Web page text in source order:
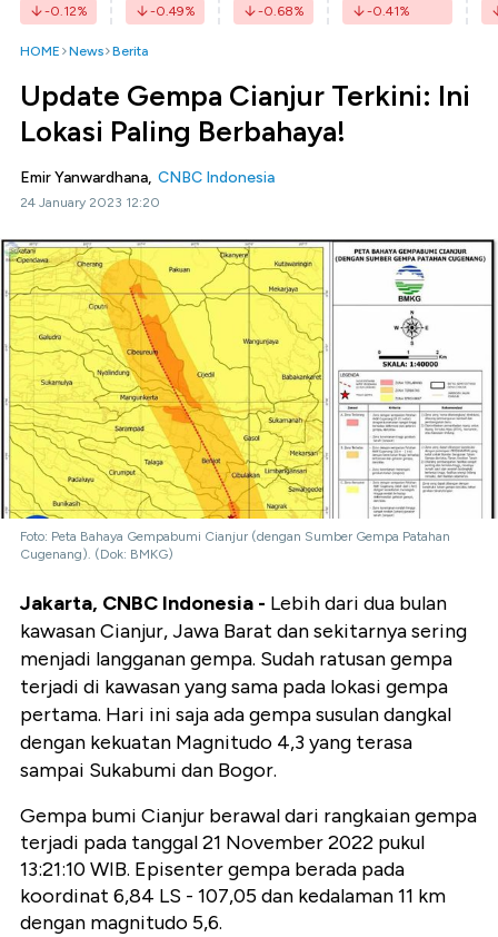
-0.12% -0.49% -0.68% -0.41%
HOME News Berita
Update Gempa Cianjur Terkini: Ini
Lokasi Paling Berbahaya!
Emir Yanwardhana, CNBC Indonesia
24 January 2023 12:20
Foto: Peta Bahaya Gempabumi Cianjur (dengan Sumber Gempa Patahan
Cugenang). (Dok: BMKG)
Jakarta, CNBC Indonesia - Lebih dari dua bulan
kawasan Cianjur, Jawa Barat dan sekitarnya sering
menjadi langganan gempa. Sudah ratusan gempa
terjadi di kawasan yang sama pada lokasi gempa
pertama. Hari ini saja ada gempa susulan dangkal
dengan kekuatan Magnitudo 4,3 yang terasa
sampai Sukabumi dan Bogor.
Gempa bumi Cianjur berawal dari rangkaian gempa
terjadi pada tanggal 21 November 2022 pukul
13:21:10 WIB. Episenter gempa berada pada
koordinat 6,84 LS - 107,05 dan kedalaman 11 km
dengan magnitudo 5,6.